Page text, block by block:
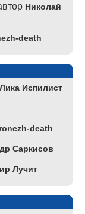
Николай
death
Лика Испилист
death
Саркисов
Лучит